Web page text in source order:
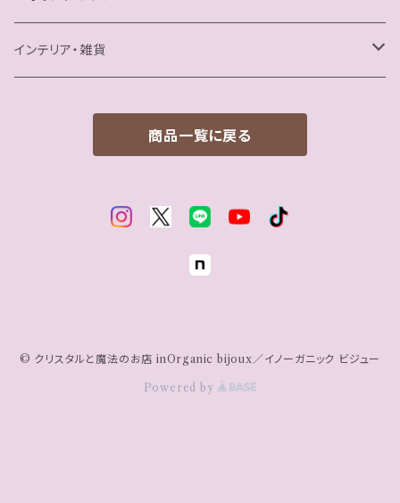
ブレスレット
インテリア・雑貨
魔女の魔法アイテム
STEP1｜空間を守る・整える
商品一覧に戻る
© クリスタルと魔法のお店 inOrganic bijoux／イノーガニック ビジュー
Powered by